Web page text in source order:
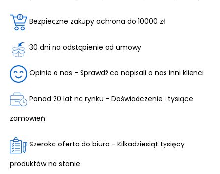
Bezpieczne zakupy ochrona do 10000 zł
30 dni na odstąpienie od umowy
Opinie o nas - Sprawdź co napisali o nas inni klienci
Ponad 20 lat na rynku - Doświadczenie i tysiące
zamówień
Szeroka oferta do biura - Kilkadziesiąt tysięcy
produktów na stanie